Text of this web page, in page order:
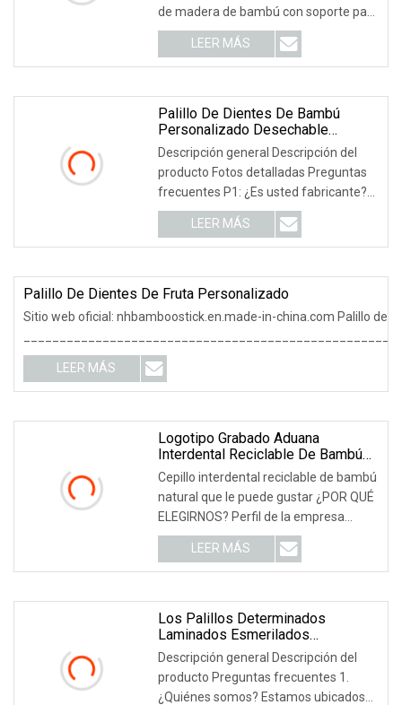
de madera de bambú con soporte para
latas de Pp envuelto P1: ¿QUIÉN ES
CATHYLIN? A1: Somos fabricantes
profesionales de cubiertos, utensilios
LEER MÁS
Palillo De Dientes De Bambú
Personalizado Desechable
Custimizable Barato
Descripción general Descripción del
producto Fotos detalladas Preguntas
frecuentes P1: ¿Es usted fabricante?
Sí, nuestra fábrica cubre un área de
más de 30326 metros cuadrados y
tiene más de 100 empleados, hay más
LEER MÁS
Palillo De Dientes De Fruta Personalizado
Sitio web oficial: nhbamboostick.en.made-in-china.com Palillo de
LEER MÁS
Logotipo Grabado Aduana
Interdental Reciclable De Bambú
Natural Del Palillo Del Cepillo
Cepillo interdental reciclable de bambú
natural que le puede gustar ¿POR QUÉ
ELEGIRNOS? Perfil de la empresa
Somos un equipo internacional
profesional que se ocupa del cuidado
bucal y productos para el hogar con
LEER MÁS
Los Palillos Determinados
Laminados Esmerilados
Disponibles Del Papel Seda De La
Cuchara Venden Al Por Mayor
Aduana
Descripción general Descripción del
producto Preguntas frecuentes 1.
¿Quiénes somos? Estamos ubicados